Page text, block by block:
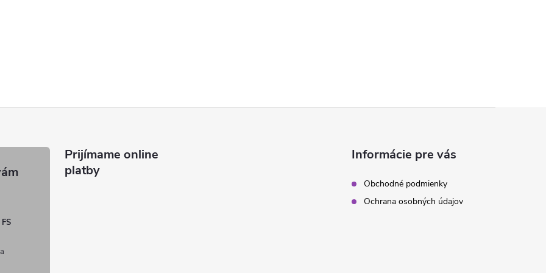
Prijímame online
platby
Informácie pre vás
Obchodné podmienky
Ochrana osobných údajov